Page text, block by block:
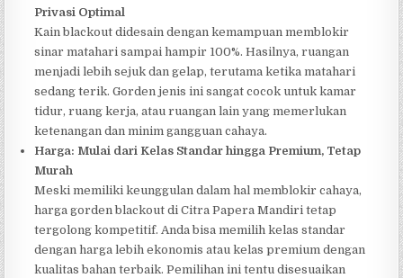
Privasi Optimal
Kain blackout didesain dengan kemampuan memblokir
sinar matahari sampai hampir 100%. Hasilnya, ruangan
menjadi lebih sejuk dan gelap, terutama ketika matahari
sedang terik. Gorden jenis ini sangat cocok untuk kamar
tidur, ruang kerja, atau ruangan lain yang memerlukan
ketenangan dan minim gangguan cahaya.
Harga: Mulai dari Kelas Standar hingga Premium, Tetap
Murah
Meski memiliki keunggulan dalam hal memblokir cahaya,
harga gorden blackout di Citra Papera Mandiri tetap
tergolong kompetitif. Anda bisa memilih kelas standar
dengan harga lebih ekonomis atau kelas premium dengan
kualitas bahan terbaik. Pemilihan ini tentu disesuaikan